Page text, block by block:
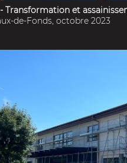
- Transformation et
de-Fonds, octobre 2023